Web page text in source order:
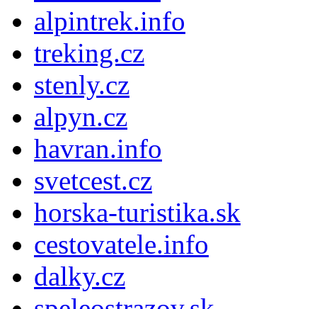
alpintrek.info
treking.cz
stenly.cz
alpyn.cz
havran.info
svetcest.cz
horska-turistika.sk
cestovatele.info
dalky.cz